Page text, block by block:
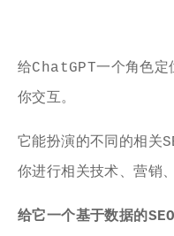
给ChatGPT一个角色定
你交互。
它能扮演的不同的相关
你进行相关技术、营销
给它一个基于数据的